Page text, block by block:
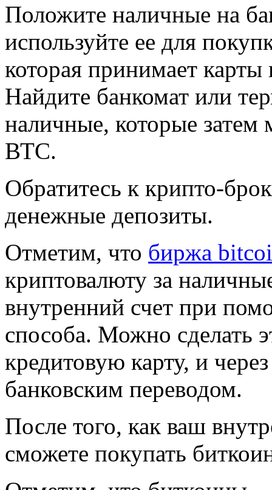
Положите наличные на
используйте ее для
которая принимает карты
Найдите банкомат или
наличные, которые затем
ВТС.
Обратитесь к крипто-
денежные депозиты.
Отметим, что биржа
криптовалюту за
внутренний счет при
способа. Можно сделать
кредитовую карту, и
банковским переводом.
После того, как ваш
сможете покупать